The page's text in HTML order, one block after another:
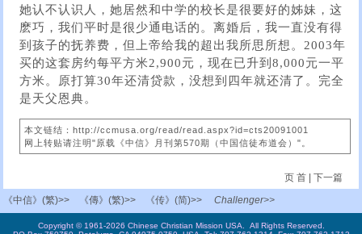
她认不认识人，她居然和中学的校长是很要好的姊妹，这
麽巧，我们平时是很少通电话的。离婚后，我一直没有得
到孩子的抚养费，但上帝给我的超出我所思所想。2003年
买的这套房约每平方米2,900元，现在已升到8,000元一平
方米。原打算30年还清贷款，没想到四年就还清了。完全
是天父恩典。
本文链结：http://ccmusa.org/read/read.aspx?id=cts20091001
网上转贴请注明"原载《中信》月刊第570期（中国信徒布道会）"。
页 首
下一篇
《中信》(繁)>>
《傳》(繁)>> 《传》(简)>> Challenger>>
Copyright © 1961-2026 Chinese Christian Mission USA. All Rights Reserved.